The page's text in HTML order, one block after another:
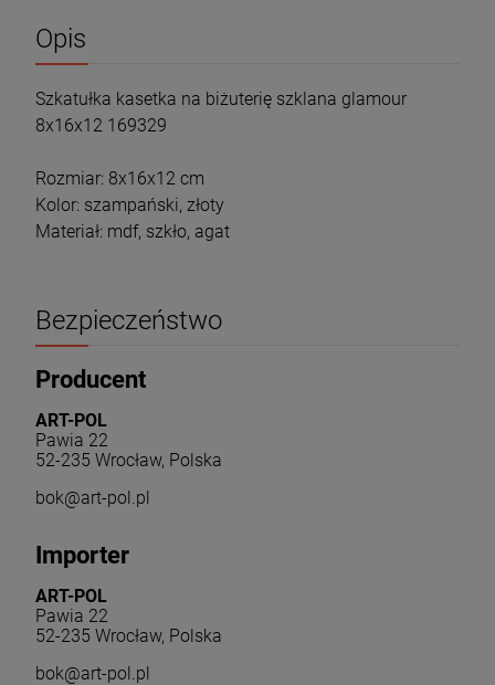
Opis
Szkatułka kasetka na biżuterię szklana glamour
8x16x12 169329
Rozmiar: 8x16x12 cm
Kolor: szampański, złoty
Materiał: mdf, szkło, agat
Bezpieczeństwo
Producent
ART-POL
Pawia 22
52-235 Wrocław, Polska
bok@art-pol.pl
Importer
ART-POL
Pawia 22
52-235 Wrocław, Polska
bok@art-pol.pl